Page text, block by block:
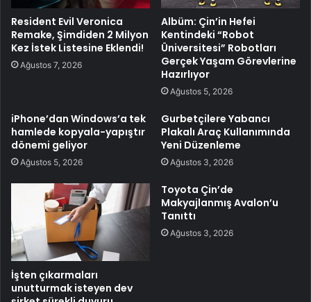
Resident Evil Veronica
Remake, Şimdiden 2 Milyon
Kez İstek Listesine Eklendi!
Ağustos 7, 2026
Albüm: Çin’in Hefei
Kentindeki “Robot
Üniversitesi” Robotları
Gerçek Yaşam Görevlerine
Hazırlıyor
Ağustos 5, 2026
iPhone’dan Windows’a tek
hamlede kopyala-yapıştır
dönemi geliyor
Ağustos 5, 2026
Gurbetçilere Yabancı
Plakalı Araç Kullanımında
Yeni Düzenleme
Ağustos 3, 2026
İşten çıkarmaları
unutturmak isteyen dev
Toyota Çin’de
Makyajlanmış Avalon’u
Tanıttı
Ağustos 3, 2026